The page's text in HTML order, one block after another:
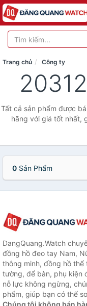
Trang chủ Công ty
Tất cả sản phẩm được
hãng với giá tốt nhất,
0 Sản Phẩm
DangQuang.Watch
đồng hồ đeo tay Nam,
thông minh, đồng hồ
tường, để bàn, phụ kiện
nỗ lực không ngừng,
phẩm, giúp bạn có thể
Chúng tôi không bán